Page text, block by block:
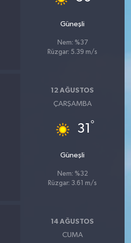
Güneşli
Nem: %37
Rüzgar: 5.39 m/s
12 AĞUSTOS
ÇARŞAMBA
31 °
Güneşli
Nem: %32
Rüzgar: 3.61 m/s
14 AĞUSTOS
CUMA